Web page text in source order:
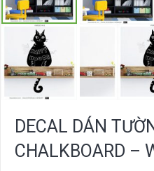
DECAL DÁN
CHALKBOARD –